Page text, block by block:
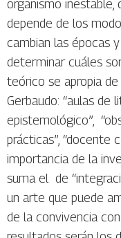
organismo inestable,
depende de los
cambian las épocas
determinar cuáles
teórico se apropia
Gerbaudo: “aulas de
epistemológico”,
prácticas”, “docente
importancia de la
suma el de
un arte que puede
de la convivencia